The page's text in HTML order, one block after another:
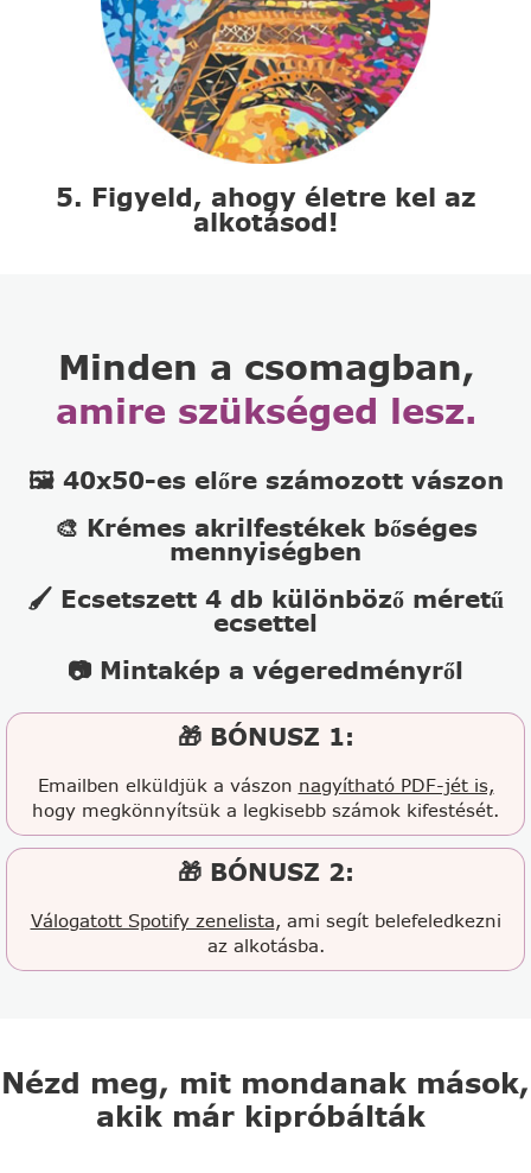
5. Figyeld, ahogy életre kel az
alkotásod!
Minden a csomagban,
amire szükséged lesz.
🖼️ 40x50-es előre számozott vászon
🎨 Krémes akrilfestékek bőséges
mennyiségben
🖌️ Ecsetszett 4 db különböző méretű
ecsettel
📷 Mintakép a végeredményről
🎁 BÓNUSZ 1:
Emailben elküldjük a vászon nagyítható PDF-jét is,
hogy megkönnyítsük a legkisebb számok kifestését.
🎁 BÓNUSZ 2:
Válogatott Spotify zenelista, ami segít belefeledkezni
az alkotásba.
Nézd meg, mit mondanak mások,
akik már kipróbálták